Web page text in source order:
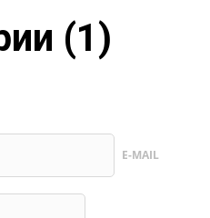
(1)
E-MAIL